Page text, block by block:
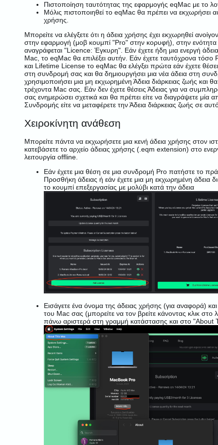
Πιστοποίηση ταυτότητας της εφαρμογής eqMac με το
Μόλις πιστοποιηθεί το eqMac θα πρέπει να εκχωρήσει
χρήσης.
Μπορείτε να ελέγξετε ότι η άδεια χρήσης έχει εκχωρηθεί
στην εφαρμογή (μοβ κουμπί "Pro" στην κορυφή), στην
αναγράφεται "Licence: Έγκυρη". Εάν έχετε ήδη μια ενεργή
Mac, το eqMac θα επιλέξει αυτήν. Εάν έχετε ταυτόχρονα
και Lifetime License το eqMac θα ελέγξει πρώτα εάν έχετε
στη συνδρομή σας και θα δημιουργήσει μια νέα άδεια στη
χρησιμοποιήσει μια μη εκχωρημένη Άδεια διάρκειας ζωής και
τρέχοντα Mac σας. Εάν δεν έχετε θέσεις Άδειας για να
σας ενημερώσει σχετικά και θα πρέπει είτε να διαγράψετε μία
Συνδρομής είτε να μεταφέρετε την Άδεια διάρκειας ζωής σε
Χειροκίνητη ανάθεση
Μπορείτε πάντα να εκχωρήσετε μια κενή άδεια χρήσης στον
κατεβάσετε το αρχείο άδειας χρήσης (.eqm extension) στο
λειτουργία offline.
Εάν έχετε μια θέση σε μια συνδρομή Pro πατήστε το
Προσθήκη άδειας ή εάν έχετε μια μη εκχωρημένη άδεια
το κουμπί επεξεργασίας με μολύβι κατά την άδεια
Εισάγετε ένα όνομα της άδειας χρήσης (για αναφορά) και
του Mac σας (μπορείτε να τον βρείτε κάνοντας κλικ
πάνω αριστερά στη γραμμή κατάστασης και στο "About